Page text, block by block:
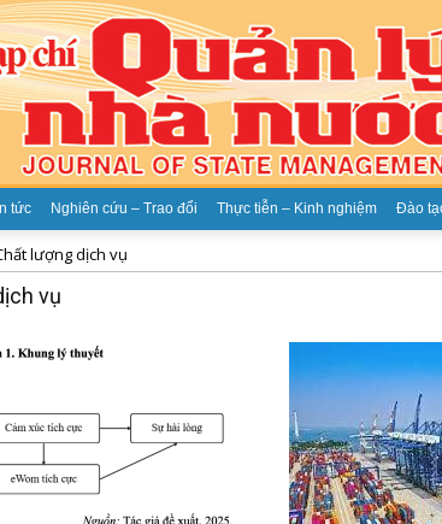
tức Nghiên cứu – Trao đổi Thực tiễn – Kinh nghiệm Đào
lượng dịch vụ
vụ